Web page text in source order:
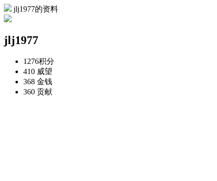
jlj1977的资料
jlj1977
1276积分
410 威望
368 金钱
360 贡献